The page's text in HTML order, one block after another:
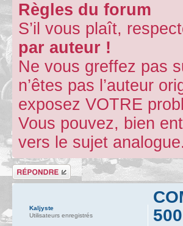
Règles du forum
S’il vous plaît,
par auteur !
Ne vous greffez pas
n’êtes pas l’auteur
exposez VOTRE
Vous pouvez, bien
vers le sujet analogue.
Répondre
Kaljyste
Utilisateurs enregistrés